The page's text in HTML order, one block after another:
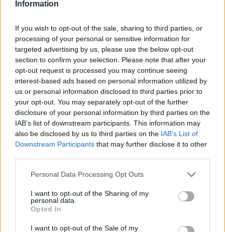
Information
If you wish to opt-out of the sale, sharing to third parties, or
processing of your personal or sensitive information for
targeted advertising by us, please use the below opt-out
section to confirm your selection. Please note that after your
opt-out request is processed you may continue seeing
interest-based ads based on personal information utilized by
us or personal information disclosed to third parties prior to
your opt-out. You may separately opt-out of the further
disclosure of your personal information by third parties on the
IAB’s list of downstream participants. This information may
also be disclosed by us to third parties on the IAB’s List of
Downstream Participants that may further disclose it to other
Please note that this website/app uses one or more Google
not limited to your visit or usage behaviour. You may click to
grant or deny consent to Google and its third-party tags to
use your data for below specified purposes in below Google
consent section.
Personal Data Processing Opt Outs
I want to opt-out of the Sharing of my
personal data.
Opted In
I want to opt-out of the Sale of my